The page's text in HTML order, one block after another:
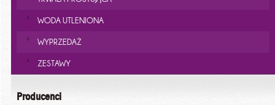
WODA UTLENIONA
WYPRZEDAŻ
ZESTAWY
Producenci